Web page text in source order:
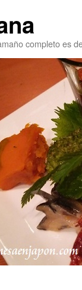
completo es